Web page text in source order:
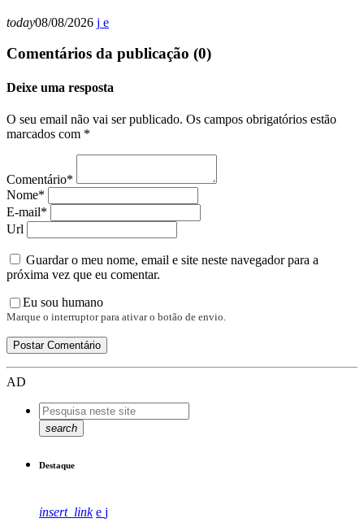
today08/08/2026
Comentários da publicação (0)
Deixe uma resposta
O seu email não vai ser publicado. Os campos obrigatórios estão
marcados com *
Comentário*
Nome*
E-mail*
Url
Guardar o meu nome, email e site neste navegador para a
próxima vez que eu comentar.
Eu sou humano
Marque o interruptor para ativar o botão de envio.
AD
search
Destaque
insert_link